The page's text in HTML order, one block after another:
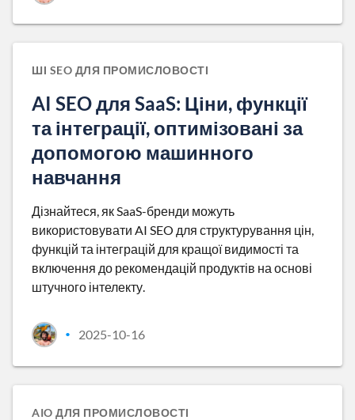
ШІ SEO ДЛЯ ПРОМИСЛОВОСТІ
AI SEO для SaaS: Ціни, функції
та інтеграції, оптимізовані за
допомогою машинного
навчання
Дізнайтеся, як SaaS-бренди можуть
використовувати AI SEO для структурування цін,
функцій та інтеграцій для кращої видимості та
включення до рекомендацій продуктів на основі
штучного інтелекту.
• 2025-10-16
AIO ДЛЯ ПРОМИСЛОВОСТІ